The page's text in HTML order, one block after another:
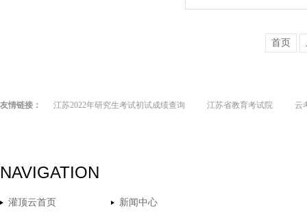
首页
友情链接： 江苏2022年研究生考试初试成绩查询 江苏省教育考试院 云
NAVIGATION
灌顶云首页
新闻中心